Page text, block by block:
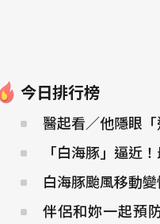
今日排行榜
醫起看／他隱眼
「白海豚」逼近
白海豚颱風移動
伴侶和妳一起預